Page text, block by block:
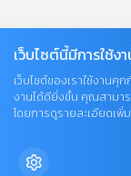
©
เว็บไซต์นี้มีการใช้ง
เว็บไซต์ของเราใช้งานคุ
งานได้ดียิ่งขึ้น คุณสามา
โดยการดูรายละเอียดเพิ่